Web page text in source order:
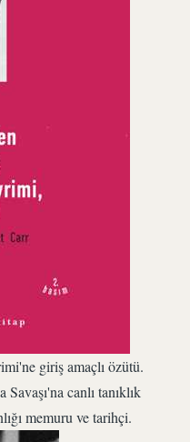
giriş amaçlı özütü.
canlı tanıklık
memuru ve tarihçi.